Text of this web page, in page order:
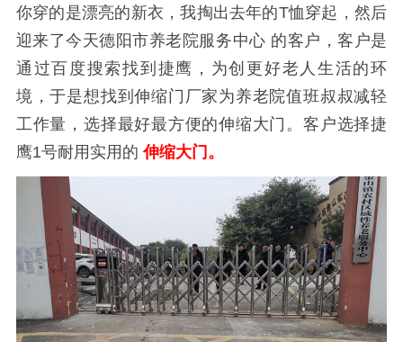
你穿的是漂亮的新衣，我掏出去年的T恤穿起，然后
迎来了今天德阳市养老院服务中心 的客户，客户是
通过百度搜索找到捷鹰，为创更好老人生活的环
境，于是想找到伸缩门厂家为养老院值班叔叔减轻
工作量，选择最好最方便的伸缩大门。客户选择捷
鹰1号耐用实用的伸缩大门。